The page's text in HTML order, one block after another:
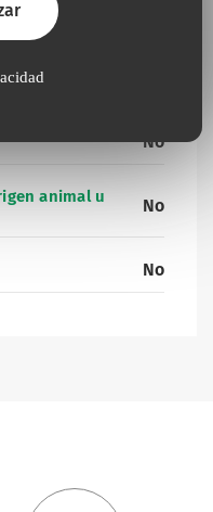
No
animal u
No
No